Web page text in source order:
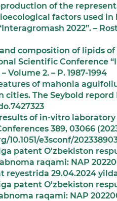
of the
factors used
2022”. –
composition of lipids
Scientific Conference
Volume 2. – P. 1987-1994
of mahonia
The Seybold repord
of in-vitro
389, 03066
10.1051/e3sconf/
patent O'zbekiston
raqami: NAP
reyestrida 29.04.2024
patent O'zbekiston
raqami: NAP